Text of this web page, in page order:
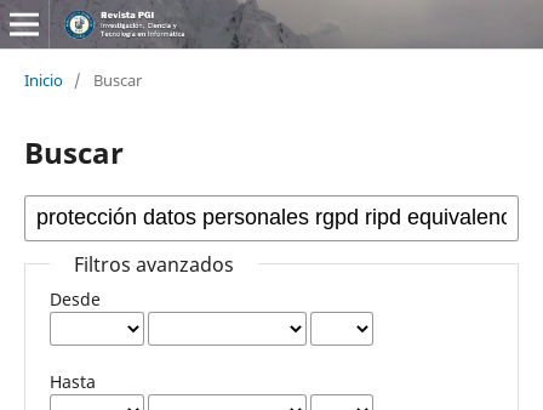
Inicio / Buscar
Buscar
Filtros avanzados
Desde
Hasta